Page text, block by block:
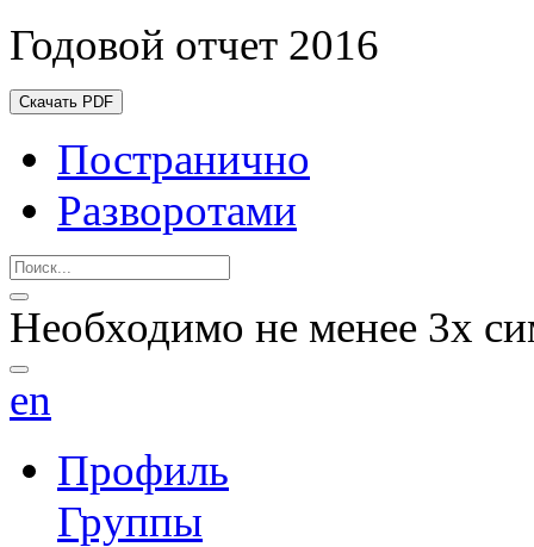
Годовой отчет 2016
Скачать PDF
Постранично
Разворотами
Необходимо не менее 3х
en
Профиль
Группы